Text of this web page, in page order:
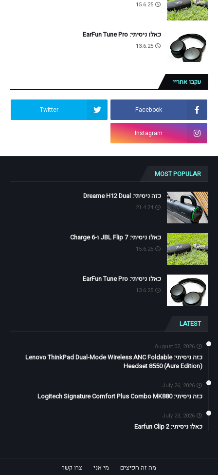
15.6.25
כאלו ניסיתי: EarFun Tune Pro
13.6.25
עקבו אחריי
Facebook
Twitter
Instagram
MOST POPULAR
כזה ניסיתי: Dreame H12 Dual
21.4.24
כאלו ניסיתי: JBL Flip 7 ו-Charge 6
15.6.25
כאלו ניסיתי: EarFun Tune Pro
13.6.25
LATEST
August 02, 2026
כזה ניסיתי: Lenovo ThinkPad Dual-Mode Wireless ANC Foldable
Headset 8550 (Aura Edition)
July 26, 2026
כזה ניסיתי: Logitech Signature Comfort Plus Combo MK880
July 23, 2026
כאלו ניסיתי: Earfun Clip 2
מה זה חפיצים מי אני
צרו קשר